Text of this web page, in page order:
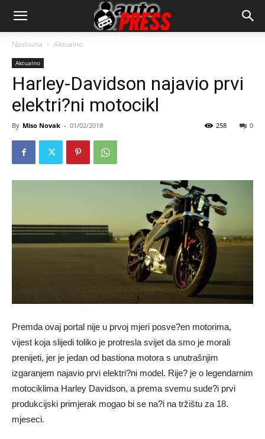
AutopressHR
Naslovna Aktualno
Aktualno
Harley-Davidson najavio prvi
elektri?ni motocikl
By Miso Novak - 01/02/2018 0
258
Premda ovaj portal nije u prvoj mjeri posve?en motorima,
vijest koja slijedi toliko je protresla svijet da smo je morali
prenijeti, jer je jedan od bastiona motora s unutrašnjim
izgaranjem najavio prvi elektri?ni model. Rije? je o legendarnim
motociklima Harley Davidson, a prema svemu sude?i prvi
produkcijski primjerak mogao bi se na?i na tržištu za 18.
mjeseci.